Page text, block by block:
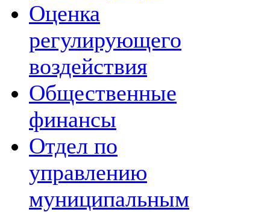
Оценка
регулирующего
воздействия
Общественные
финансы
Отдел по
управлению
муниципальным